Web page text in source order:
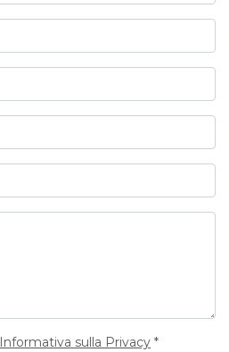
Informativa sulla Privacy *